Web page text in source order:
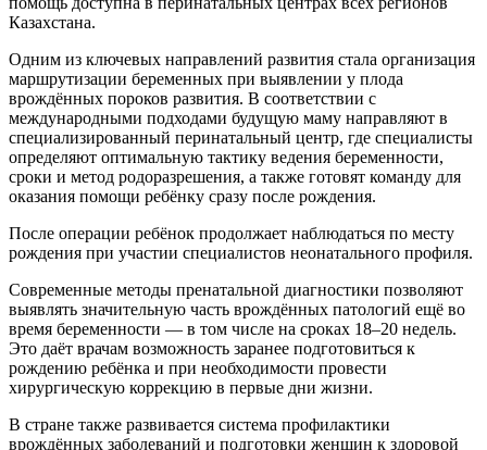
Казахстана.
Одним из ключевых направлений развития стала организация
маршрутизации беременных при выявлении у плода
врождённых пороков развития. В соответствии с
международными подходами будущую маму направляют в
специализированный перинатальный центр, где специалисты
определяют оптимальную тактику ведения беременности,
сроки и метод родоразрешения, а также готовят команду для
оказания помощи ребёнку сразу после рождения.
После операции ребёнок продолжает наблюдаться по месту
рождения при участии специалистов неонатального профиля.
Современные методы пренатальной диагностики позволяют
выявлять значительную часть врождённых патологий ещё во
время беременности — в том числе на сроках 18–20 недель.
Это даёт врачам возможность заранее подготовиться к
рождению ребёнка и при необходимости провести
хирургическую коррекцию в первые дни жизни.
В стране также развивается система профилактики
врождённых заболеваний и подготовки женщин к здоровой